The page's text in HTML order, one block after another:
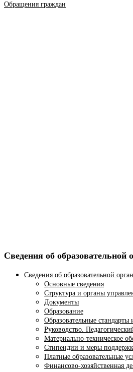
Обращения граждан
Сведения об образовательной
Сведения об образовательной
Основные сведения
Структура и органы
Документы
Образование
Образовательные стандарты
Руководство.
Материально-техническое
Стипендии и меры
Платные образовательные
Финансово-хозяйственная